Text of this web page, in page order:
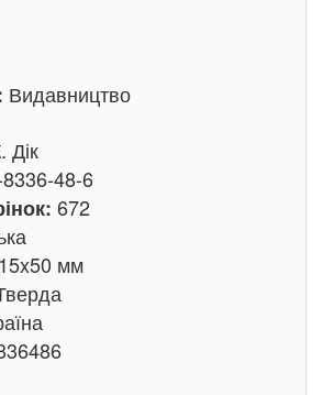
Видавництво
Дік
48-6
672
мм